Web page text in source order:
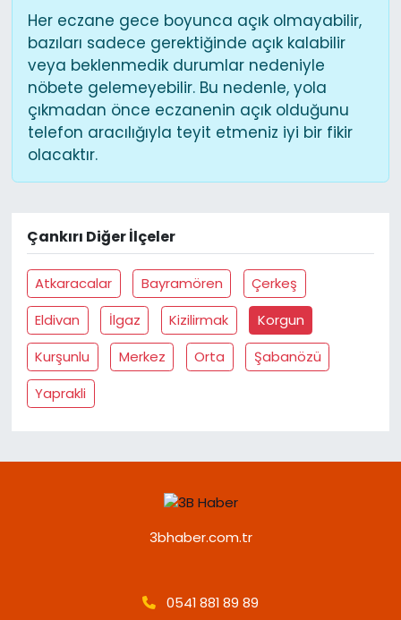
Her eczane gece boyunca açık olmayabilir,
bazıları sadece gerektiğinde açık kalabilir
veya beklenmedik durumlar nedeniyle
nöbete gelemeyebilir. Bu nedenle, yola
çıkmadan önce eczanenin açık olduğunu
telefon aracılığıyla teyit etmeniz iyi bir fikir
olacaktır.
Çankırı Diğer İlçeler
Atkaracalar Bayramören
Çerkeş
Eldivan
İlgaz Kizilirmak
Korgun
Kurşunlu
Merkez Orta
Şabanözü
Yaprakli
3bhaber.com.tr
0541 881 89 89